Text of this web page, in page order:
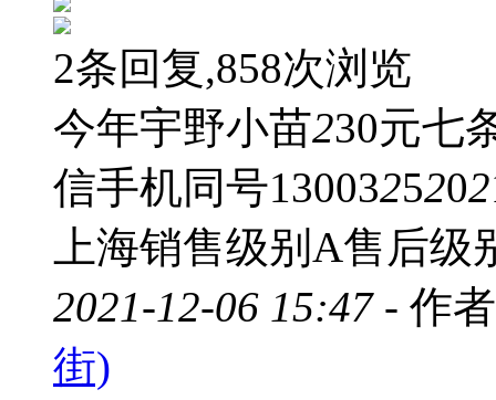
2条回复,858次浏览
今年宇野小苗230元七
信手机同号1300325202
上海销售级别A售后
2021-12-06 15:47 - 作
街)